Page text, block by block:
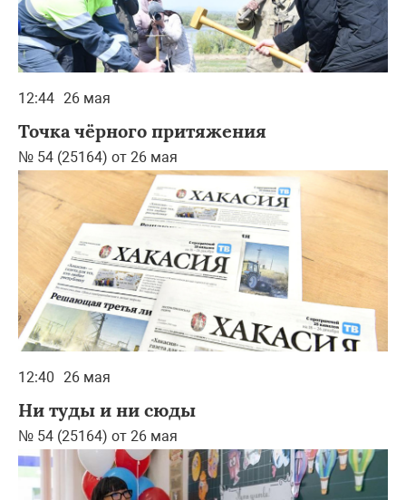
12:44 26 мая
Точка чёрного притяжения
№ 54 (25164) от 26 мая
12:40 26 мая
Ни туды и ни сюды
№ 54 (25164) от 26 мая